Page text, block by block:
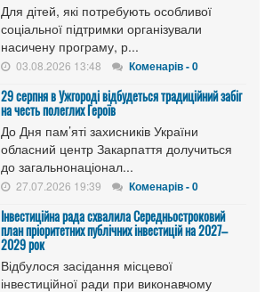
Для дітей, які потребують особливої
соціальної підтримки організували
насичену програму, р...
03.08.2026 13:48 Коменарів - 0
29 серпня в Ужгороді відбудеться традиційний забіг
на честь полеглих Героїв
До Дня пам’яті захисників України
обласний центр Закарпаття долучиться
до загальнонаціонал...
27.07.2026 19:39 Коменарів - 0
Інвестиційна рада схвалила Середньостроковий
план пріоритетних публічних інвестицій на 2027–
2029 рок
Відбулося засідання місцевої
інвестиційної ради при виконавчому